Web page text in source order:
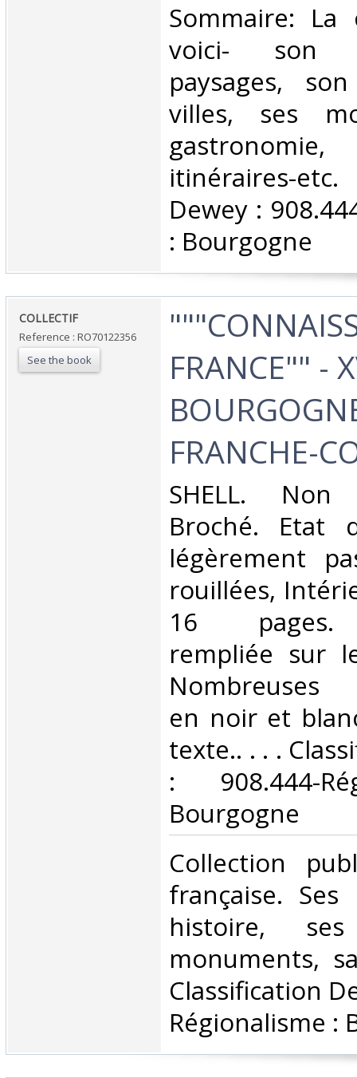
‎Sommaire: La
voici- son
paysages,
villes, ses
itinéraires-
Dewey :
: Bourgogne‎
‎COLLECTIF‎
Reference : RO70122356
See the book
FRANCE"" -
FRANCHE-
‎SHELL.
Broché. Etat
légèrement
rouillées,
16 pages.
rempliée sur
Nombreuses
en noir et
texte.. . . .
: 908.444-
Bourgogne‎
‎Collection
française. Ses
histoire,
monuments,
Classification
Régionalisme :